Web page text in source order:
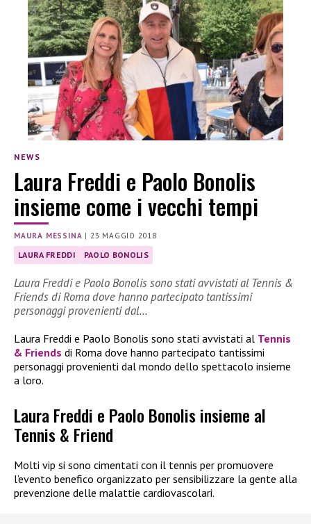
NEWS
Laura Freddi e Paolo Bonolis
insieme come i vecchi tempi
MAURA MESSINA | 23 MAGGIO 2018
LAURA FREDDI PAOLO BONOLIS
Laura Freddi e Paolo Bonolis sono stati avvistati al Tennis &
Friends di Roma dove hanno partecipato tantissimi
personaggi provenienti dal…
Laura Freddi e Paolo Bonolis sono stati avvistati al Tennis
& Friends di Roma dove hanno partecipato tantissimi
personaggi provenienti dal mondo dello spettacolo insieme
a loro.
Laura Freddi e Paolo Bonolis insieme al
Tennis & Friend
Molti vip si sono cimentati con il tennis per promuovere
l’evento benefico organizzato per sensibilizzare la gente alla
prevenzione delle malattie cardiovascolari.